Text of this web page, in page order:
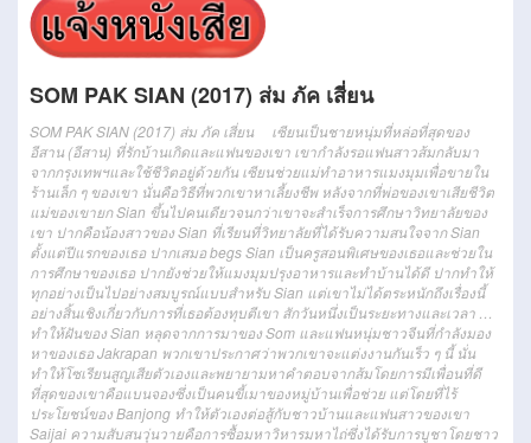
SOM PAK SIAN (2017) ส่ม ภัค เสี่ยน
SOM PAK SIAN (2017) ส่ม ภัค เสี่ยน เซียนเป็นชายหนุ่มที่หล่อที่สุดของ
อีสาน (อีสาน) ที่รักบ้านเกิดและแฟนของเขา เขากำลังรอแฟนสาวส้มกลับมา
จากกรุงเทพฯและใช้ชีวิตอยู่ด้วยกัน เซียนช่วยแม่ทำอาหารแมงมุมเพื่อขายใน
ร้านเล็ก ๆ ของเขา นั่นคือวิธีที่พวกเขาหาเลี้ยงชีพ หลังจากที่พ่อของเขาเสียชีวิต
แม่ของเขายก Sian ขึ้นไปคนเดียวจนกว่าเขาจะสำเร็จการศึกษาวิทยาลัยของ
เขา ปากคือน้องสาวของ Sian ที่เรียนที่วิทยาลัยที่ได้รับความสนใจจาก Sian
ตั้งแต่ปีแรกของเธอ ปากเสมอ begs Sian เป็นครูสอนพิเศษของเธอและช่วยใน
การศึกษาของเธอ ปากยังช่วยให้แมงมุมปรุงอาหารและทำบ้านได้ดีปากทำให้
ทุกอย่างเป็นไปอย่างสมบูรณ์แบบสำหรับ Sian แต่เขาไม่ได้ตระหนักถึงเรื่องนี้
อย่างสิ้นเชิงเกี่ยวกับการที่เธอต้องทุบตีเขา สักวันหนึ่งเป็นระยะทางและเวลา …
ทำให้ฝันของ Sian หลุดจากการมาของ Som และแฟนหนุ่มชาวจีนที่กำลังมอง
หาของเธอ Jakrapan พวกเขาประกาศว่าพวกเขาจะแต่งงานกันเร็ว ๆ นี้นั่น
ทำให้โซเรียนสูญเสียตัวเองและพยายามหาคำตอบจากส้มโดยการมีเพื่อนที่ดี
ที่สุดของเขาคือแบนจองซึ่งเป็นคนขี้เมาของหมู่บ้านเพื่อช่วยแต่โดยที่ไร้
ประโยชน์ของ Banjong ทำให้ตัวเองต่อสู้กับชาวบ้านและแฟนสาวของเขา
Saijai ความสับสนวุ่นวายคือการซื้อมหาวิหารมหาไถ่ซึ่งได้รับการบูชาโดยชาว